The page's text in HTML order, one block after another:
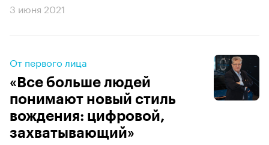
3 июня 2021
От первого лица
«Все больше людей
понимают новый стиль
вождения: цифровой,
захватывающий»